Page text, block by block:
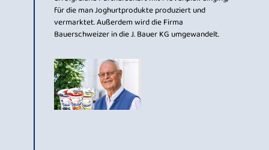
für die man Joghurtprodukte produziert und
vermarktet. Außerdem wird die Firma
Bauerschweizer in die J. Bauer KG umgewandelt.